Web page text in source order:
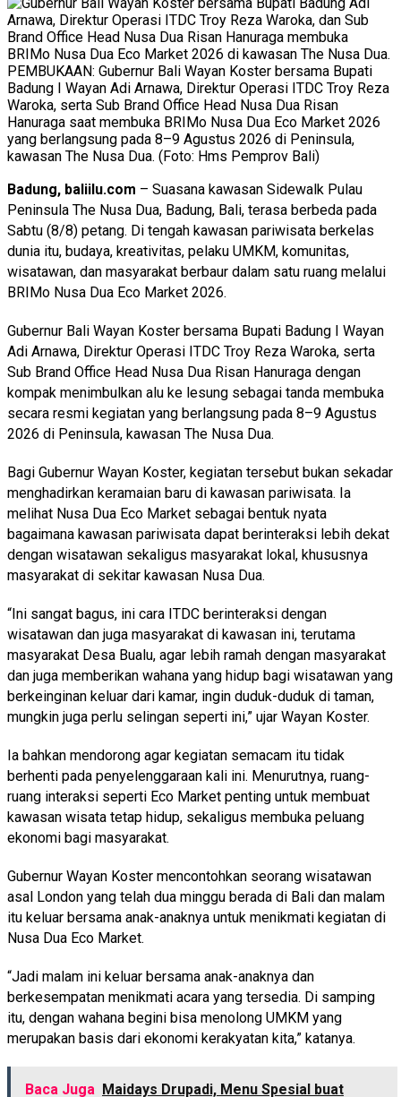
PEMBUKAAN: Gubernur Bali Wayan Koster bersama Bupati
Badung I Wayan Adi Arnawa, Direktur Operasi ITDC Troy Reza
Waroka, serta Sub Brand Office Head Nusa Dua Risan
Hanuraga saat membuka BRIMo Nusa Dua Eco Market 2026
yang berlangsung pada 8–9 Agustus 2026 di Peninsula,
kawasan The Nusa Dua. (Foto: Hms Pemprov Bali)
Badung, baliilu.com – Suasana kawasan Sidewalk Pulau
Peninsula The Nusa Dua, Badung, Bali, terasa berbeda pada
Sabtu (8/8) petang. Di tengah kawasan pariwisata berkelas
dunia itu, budaya, kreativitas, pelaku UMKM, komunitas,
wisatawan, dan masyarakat berbaur dalam satu ruang melalui
BRIMo Nusa Dua Eco Market 2026.
Gubernur Bali Wayan Koster bersama Bupati Badung I Wayan
Adi Arnawa, Direktur Operasi ITDC Troy Reza Waroka, serta
Sub Brand Office Head Nusa Dua Risan Hanuraga dengan
kompak menimbulkan alu ke lesung sebagai tanda membuka
secara resmi kegiatan yang berlangsung pada 8–9 Agustus
2026 di Peninsula, kawasan The Nusa Dua.
Bagi Gubernur Wayan Koster, kegiatan tersebut bukan sekadar
menghadirkan keramaian baru di kawasan pariwisata. Ia
melihat Nusa Dua Eco Market sebagai bentuk nyata
bagaimana kawasan pariwisata dapat berinteraksi lebih dekat
dengan wisatawan sekaligus masyarakat lokal, khususnya
masyarakat di sekitar kawasan Nusa Dua.
“Ini sangat bagus, ini cara ITDC berinteraksi dengan
wisatawan dan juga masyarakat di kawasan ini, terutama
masyarakat Desa Bualu, agar lebih ramah dengan masyarakat
dan juga memberikan wahana yang hidup bagi wisatawan yang
berkeinginan keluar dari kamar, ingin duduk-duduk di taman,
mungkin juga perlu selingan seperti ini,” ujar Wayan Koster.
Ia bahkan mendorong agar kegiatan semacam itu tidak
berhenti pada penyelenggaraan kali ini. Menurutnya, ruang-
ruang interaksi seperti Eco Market penting untuk membuat
kawasan wisata tetap hidup, sekaligus membuka peluang
ekonomi bagi masyarakat.
Gubernur Wayan Koster mencontohkan seorang wisatawan
asal London yang telah dua minggu berada di Bali dan malam
itu keluar bersama anak-anaknya untuk menikmati kegiatan di
Nusa Dua Eco Market.
“Jadi malam ini keluar bersama anak-anaknya dan
berkesempatan menikmati acara yang tersedia. Di samping
itu, dengan wahana begini bisa menolong UMKM yang
merupakan basis dari ekonomi kerakyatan kita,” katanya.
Baca Juga Maidays Drupadi, Menu Spesial buat